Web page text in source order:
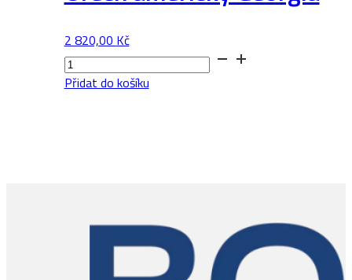
2 820,00 Kč
Ořech
americký
Přidat do košíku